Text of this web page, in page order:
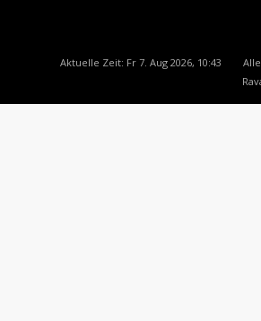
Aktuelle Zeit: Fr 7. Aug 2026, 10:43